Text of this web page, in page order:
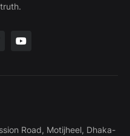
Road, Motijheel, Dhaka-